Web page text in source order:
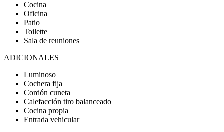
Cocina
Oficina
Patio
Toilette
Sala de reuniones
ADICIONALES
Luminoso
Cochera fija
Cordón cuneta
Calefacción tiro balanceado
Cocina propia
Entrada vehicular